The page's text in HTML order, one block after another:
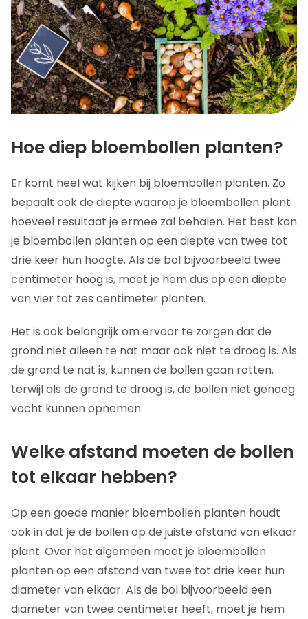
Hoe diep bloembollen planten?
Er komt heel wat kijken bij bloembollen planten. Zo
bepaalt ook de diepte waarop je bloembollen plant
hoeveel resultaat je ermee zal behalen. Het best kan
je bloembollen planten op een diepte van twee tot
drie keer hun hoogte. Als de bol bijvoorbeeld twee
centimeter hoog is, moet je hem dus op een diepte
van vier tot zes centimeter planten.
Het is ook belangrijk om ervoor te zorgen dat de
grond niet alleen te nat maar ook niet te droog is. Als
de grond te nat is, kunnen de bollen gaan rotten,
terwijl als de grond te droog is, de bollen niet genoeg
vocht kunnen opnemen.
Welke afstand moeten de bollen
tot elkaar hebben?
Op een goede manier bloembollen planten houdt
ook in dat je de bollen op de juiste afstand van elkaar
plant. Over het algemeen moet je bloembollen
planten op een afstand van twee tot drie keer hun
diameter van elkaar. Als de bol bijvoorbeeld een
diameter van twee centimeter heeft, moet je hem